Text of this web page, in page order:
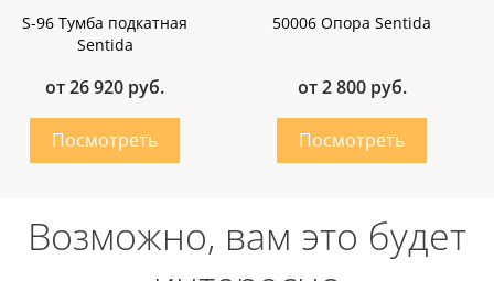
S-96 Тумба подкатная
Sentida
от 26 920 руб.
50006 Опора Sentida
от 2 800 руб.
Возможно, вам это будет